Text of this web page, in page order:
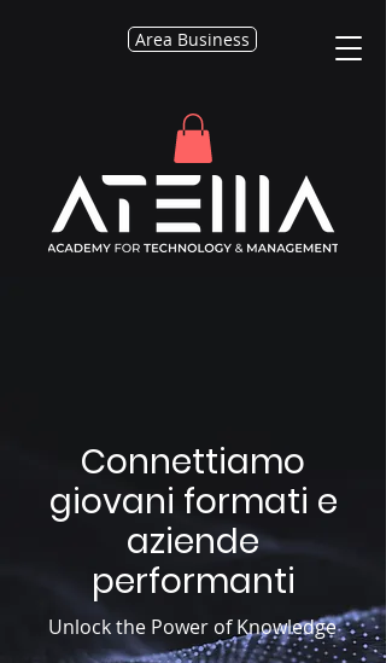
Area Business
Connettiamo
giovani formati e
aziende
performanti
Unlock the Power of Knowledge